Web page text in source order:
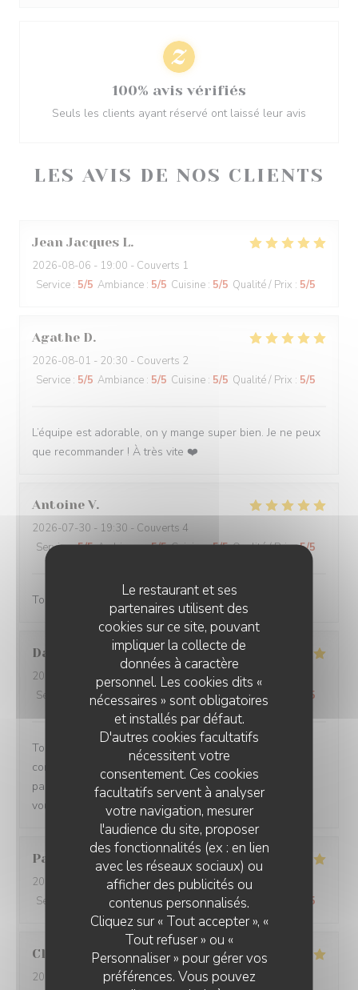
Le restaurant et ses
partenaires utilisent des
cookies sur ce site, pouvant
impliquer la collecte de
données à caractère
personnel. Les cookies dits «
nécessaires » sont obligatoires
et installés par défaut.
D'autres cookies facultatifs
nécessitent votre
consentement. Ces cookies
facultatifs servent à analyser
votre navigation, mesurer
l'audience du site, proposer
des fonctionnalités (ex : en lien
avec les réseaux sociaux) ou
afficher des publicités ou
contenus personnalisés.
Cliquez sur « Tout accepter », «
Tout refuser » ou «
Personnaliser » pour gérer vos
préférences. Vous pouvez
LES AVIS DE NOS CLIENTS
Jean Jacques L
2026-08-06 - 19:00 - Couverts 1
Service : 5/5 Ambiance : 5/5 Cuisine : 5/5 Qualité / Prix : 5/5
Agathe D
2026-08-01 - 20:30 - Couverts 2
Service : 5/5 Ambiance : 5/5 Cuisine : 5/5 Qualité / Prix : 5/5
L’équipe est adorable, on y mange super bien. Je ne peux
que recommander ! À très vite ❤️
Antoine V
2026-07-30 - 19:30 - Couverts 4
Service:5/5 Ambiance:5/5 Cuisine:5/5 Qualité / Prix:5/5
Toujours servi avec bonne humeur ! Plats délicieux
Damien
2026-08-01
- 19:15 - Couverts 3
Service
/5 Ambiance: 5 /5 Cuisine:5/5 Qualité / Prix /5
Toujours un plaisir de venir dans ce restaurant qui
commence toujours par un accueil chaleureux. Tout est
parfait si service à la cuisine. Ne changez rien Merci à
vous
Pascal
2026-07-31
- 20:45 - Couverts 2
Service
Ambiance: 5/5 Cuisine:5/5 Qualité / Prix /5
Claire
2026-07-30
- 20:30 - Couverts 4
100% avis vérifiés
Seuls les clients ayant réservé ont laissé leur avis